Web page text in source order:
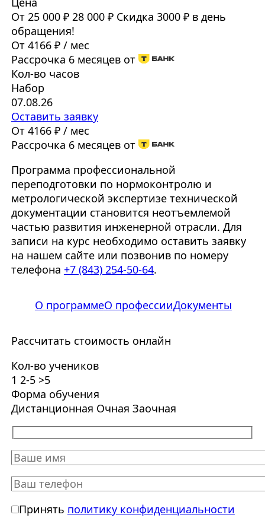
От 25 000 ₽ 28 000 ₽ Скидка 3000 ₽ в день
обращения!
От 4166 ₽ / мес
Рассрочка 6 месяцев от
Кол-во часов
Набор
07.08.26
Оставить заявку
От 4166 ₽ / мес
Рассрочка 6 месяцев от
Программа профессиональной
переподготовки по нормоконтролю и
метрологической экспертизе технической
документации становится неотъемлемой
частью развития инженерной отрасли. Для
записи на курс необходимо оставить заявку
на нашем сайте или позвонив по номеру
телефона +7 (843) 254-50-64.
О программеО профессииДокументы
Рассчитать стоимость онлайн
Кол-во учеников
1 2-5 >5
Форма обучения
Дистанционная Очная Заочная
Принять политику конфиденциальности